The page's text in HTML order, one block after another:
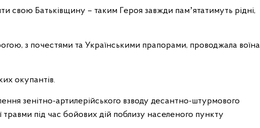
свою Батьківщину – таким Героя завжди памʼятатимуть рідні,
з почестями та Українськими прапорами, проводжала воїна
окупантів.
зенітно-артилерійського взводу десантно-штурмового
травми під час бойових дій поблизу населеного пункту